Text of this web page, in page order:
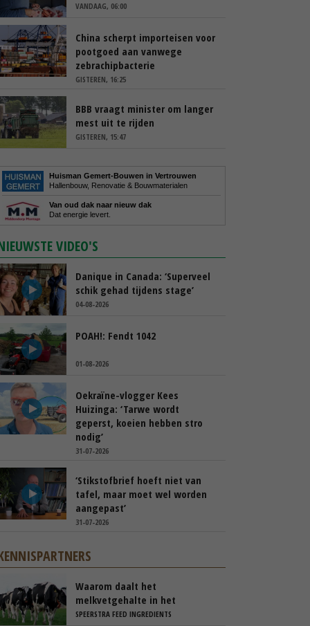
VANDAAG, 06:00
China scherpt importeisen voor
pootgoed aan vanwege
zebrachipbacterie
GISTEREN, 16:25
BBB vraagt minister om langer
mest uit te rijden
GISTEREN, 15:47
Huisman Gemert-Bouwen in Vertrouwen
Hallenbouw, Renovatie & Bouwmaterialen
Van oud dak naar nieuw dak
Dat energie levert.
VIDEO'S
Danique in Canada: ‘Superveel
schik gehad tijdens stage’
04-08-2026
POAH!: Fendt 1042
01-08-2026
Oekraïne-vlogger Kees
Huizinga: ‘Tarwe wordt
geperst, koeien hebben stro
nodig’
31-07-2026
‘Stikstofbrief hoeft niet van
tafel, maar moet wel worden
aangepast’
31-07-2026
Waarom daalt het
melkvetgehalte in het
voorjaar?
SPEERSTRA FEED INGREDIENTS